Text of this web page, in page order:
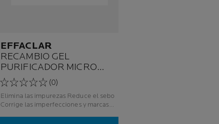
EFFACLAR
RECAMBIO GEL
PURIFICADOR MICRO
EXFOLIANTE
(0)
Elimina las impurezas Reduce el sebo
Corrige las imperfecciones y marcas